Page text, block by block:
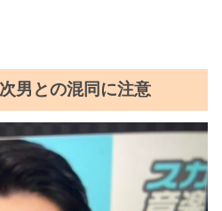
男との混同に注意